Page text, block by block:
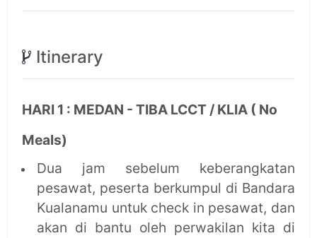
Itinerary
HARI 1 : MEDAN - TIBA LCCT / KLIA ( No
Meals)
Dua jam sebelum keberangkatan
pesawat, peserta berkumpul di Bandara
Kualanamu untuk check in pesawat, dan
akan di bantu oleh perwakilan kita di